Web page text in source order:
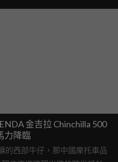
金吉拉 Chinchilla 500
力降臨
的西部牛仔，那中國摩托車品